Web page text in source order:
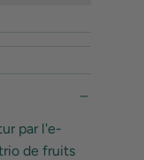
par l'e-
de fruits